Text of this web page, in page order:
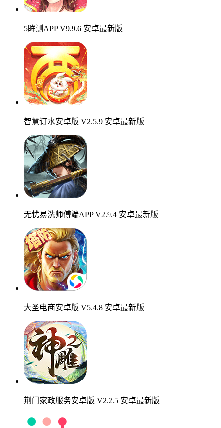
5眸测APP V9.9.6 安卓最新版
智慧订水安卓版 V2.5.9 安卓最新版
无忧易洗师傅端APP V2.9.4 安卓最新版
大圣电商安卓版 V5.4.8 安卓最新版
荆门家政服务安卓版 V2.2.5 安卓最新版